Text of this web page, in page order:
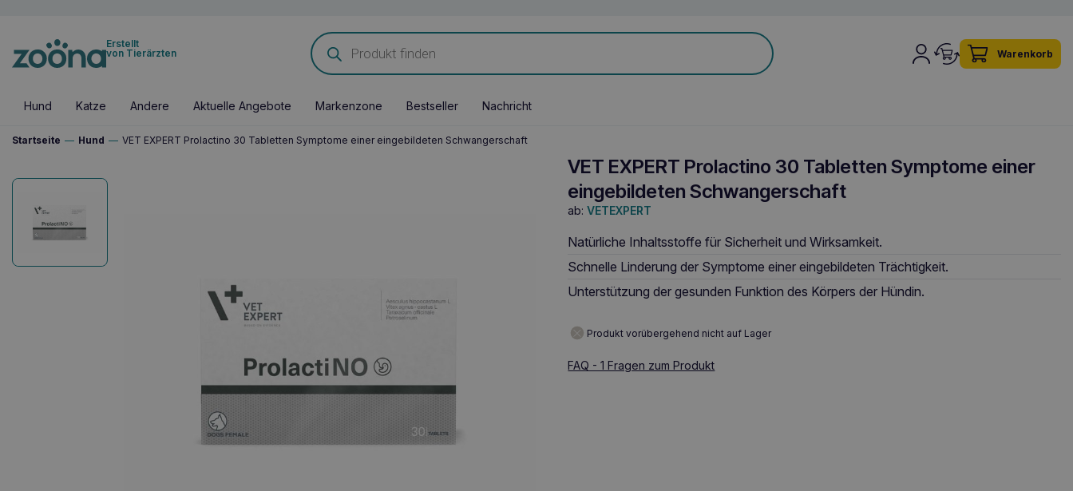
Erstellt
von Tierärzten
Products
search
Warenkorb
Hund Katze Andere Aktuelle Angebote Markenzone Bestseller Nachricht
Startseite — Hund — VET EXPERT Prolactino 30 Tabletten Symptome einer eingebildeten Schwangerschaft
VET EXPERT Prolactino 30 Tabletten Symptome einer
eingebildeten Schwangerschaft
ab: VETEXPERT
Natürliche Inhaltsstoffe für Sicherheit und Wirksamkeit.
Schnelle Linderung der Symptome einer eingebildeten Trächtigkeit.
Unterstützung der gesunden Funktion des Körpers der Hündin.
Produkt vorübergehend nicht auf Lager
FAQ - 1 Fragen zum Produkt